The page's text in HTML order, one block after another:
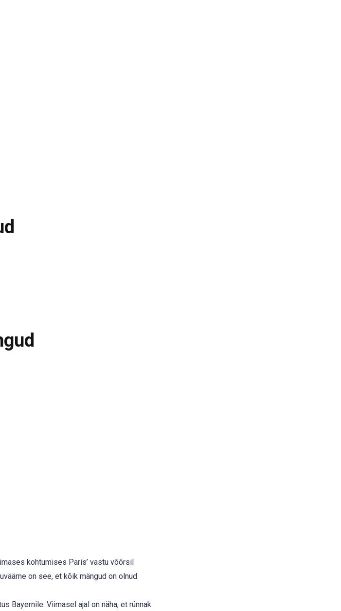
kohtumises Paris’ vastu võõrsil
on see, et kõik mängud on olnud
Bayernile. Viimasel ajal on näha, et rünnak